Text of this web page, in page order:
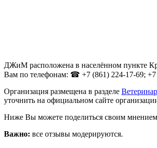
ДЖиМ расположена в населённом пункте
Вам по телефонам: ☎ +7 (861) 224-17-69; +7
Организация размещена в разделе
уточнить на официальном сайте
Ниже Вы можете поделиться своим
Важно: все отзывы модерируются.